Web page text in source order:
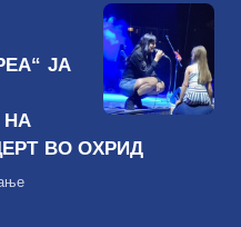
ЈА
НА
ВО ОХРИД